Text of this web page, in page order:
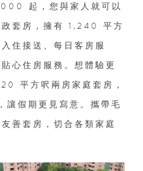
起，您與家人就可以
政套房，擁有 1,240 平方
住接送、每日客房服
心住房服務。想體驗更
平方呎兩房家庭套房，
假期更見寫意。攜帶毛
善套房，切合各類家庭